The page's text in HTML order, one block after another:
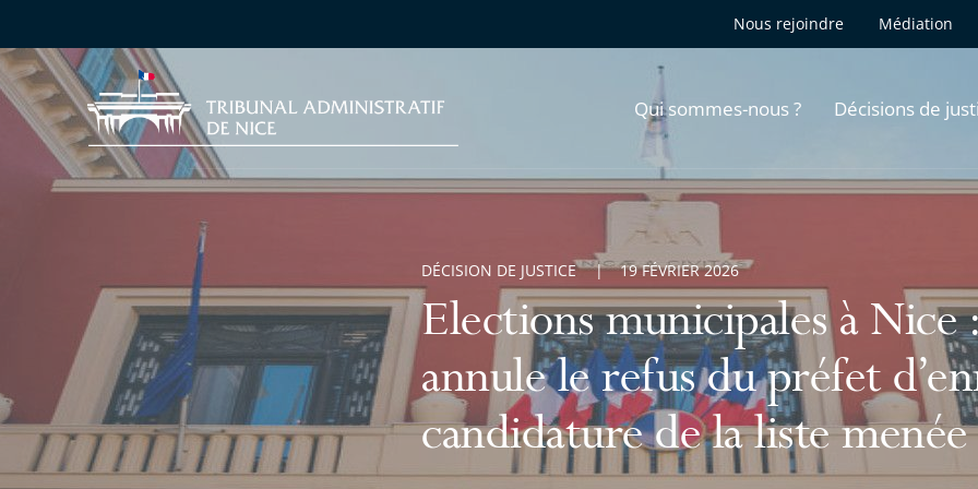
Nous rejoindre Médiation
Qui sommes-nous ? Décisions de
Elections municipales à Nice
annule le refus du préfet
candidature de la liste
DÉCISION DE JUSTICE 19 FÉVRIER 2026